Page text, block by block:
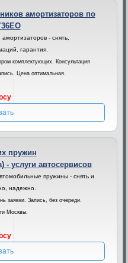
амортизаторов по
- снять,
гарантия.
комплектующих. Консультация
Цена оптимальная.
пружин
- услуги автосервисов
пружины - снять и
надежно.
заявки. Запись, без очереди.
Москвы.